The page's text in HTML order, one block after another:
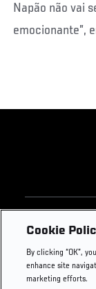
Napão não vai
emocionante”,
Footer
UFC
UFC
UFC Careers
Cookie
By clicking “OK”,
enhance site
marketing efforts.